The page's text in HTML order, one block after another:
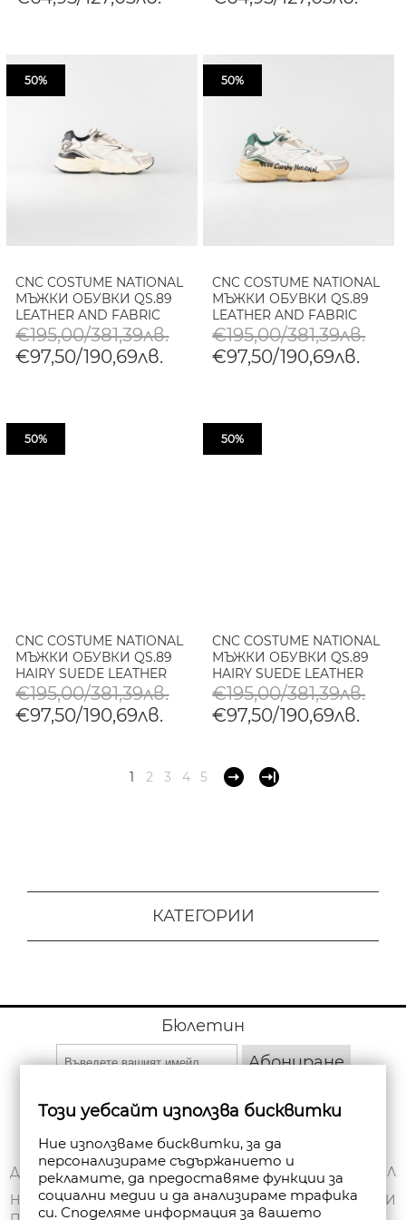
50%
CNC COSTUME NATIONAL
МЪЖКИ ОБУВКИ QS.89
LEATHER AND FABRIC
SNEAKERS WITH USED
EFFECT - БЯЛО/ ЧЕРНО
€195,00/381,39лв.
€97,50/190,69лв.
50%
CNC COSTUME NATIONAL
МЪЖКИ ОБУВКИ QS.89
LEATHER AND FABRIC
SNEAKERS WITH GRAPHIC
PRINT AND USED EFFE
€195,00/381,39лв.
€97,50/190,69лв.
50%
CNC COSTUME NATIONAL
МЪЖКИ ОБУВКИ QS.89
HAIRY SUEDE LEATHER
SNEAKERS WITH GRAPHIC
PRINT - ЧЕРНО/БЯЛО
€195,00/381,39лв.
€97,50/190,69лв.
50%
CNC COSTUME NATIONAL
МЪЖКИ ОБУВКИ QS.89
HAIRY SUEDE LEATHER
SNEAKERS WITH GRAPHIC
PRINT - AVENA
€195,00/381,39лв.
€97,50/190,69лв.
1 2 3 4 5
КАТЕГОРИИ
Бюлетин
Абониране
ДОСТАВКА
НАЧИНИ НА
ЗА НАС
ОБЩИ УСЛОВИЯ
МОЯТ ПРОФИЛ
ПОРЪЧКИ
Този уебсайт използва бисквитки
Ние използваме бисквитки, за да
персонализираме съдържанието и
рекламите, да предоставяме функции за
социални медии и да анализираме трафика
си. Споделяме информация за вашето